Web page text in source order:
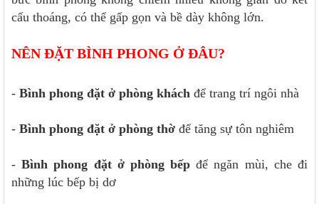
cấu thoáng, có thể gấp gọn và bề dày không lớn.
NÊN ĐẶT BÌNH PHONG Ở ĐÂU?
- Bình phong đặt ở phòng khách để trang trí ngôi nhà
- Bình phong đặt ở phòng thờ để tăng sự tôn nghiêm
-Bình phong đặt ở phòng bếp để ngăn mùi, che đi
những lúc bếp bị dơ